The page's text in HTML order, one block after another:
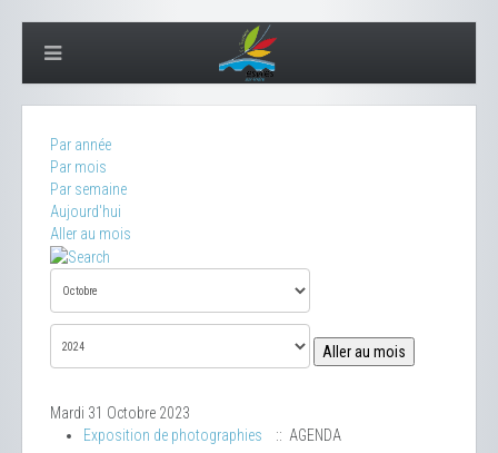
Par année
Par mois
Par semaine
Aujourd'hui
Aller au mois
Aller au mois
Mardi 31 Octobre 2023
Exposition de photographies
:: AGENDA